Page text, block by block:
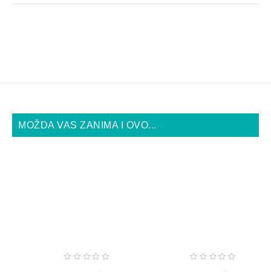
MOŽDA VAS ZANIMA I OVO...